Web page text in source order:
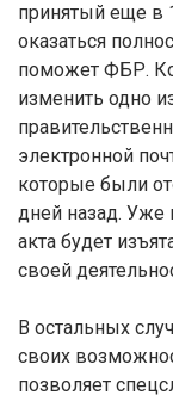
принятый еще в
оказаться
поможет ФБР.
изменить одно
электронной
которые были
дней назад. Уже
акта будет
своей
В остальных
своих
позволяет